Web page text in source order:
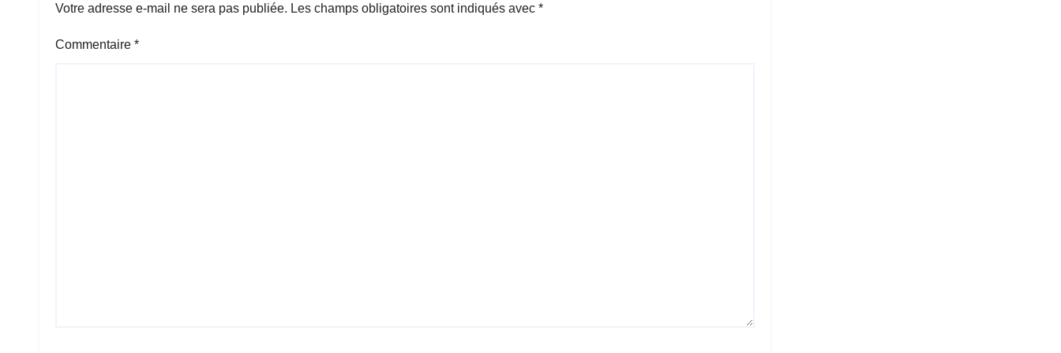
Votre adresse e-mail ne sera pas publiée. Les champs obligatoires sont indiqués avec *
Commentaire *